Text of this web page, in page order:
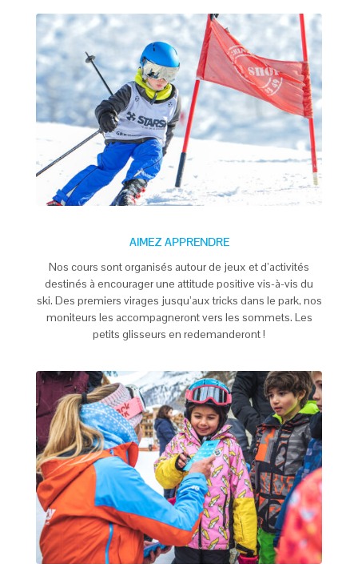
AIMEZ APPRENDRE
Nos cours sont organisés autour de jeux et d’activités
destinés à encourager une attitude positive vis-à-vis du
ski. Des premiers virages jusqu’aux tricks dans le park, nos
moniteurs les accompagneront vers les sommets. Les
petits glisseurs en redemanderont !